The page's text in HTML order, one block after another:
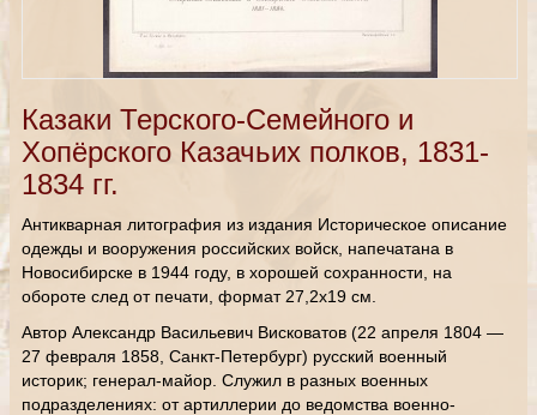
Казаки Терского-Семейного и
Хопёрского Казачьих полков, 1831-
1834 гг.
Антикварная литография из издания Историческое описание
одежды и вооружения российских войск, напечатана в
Новосибирске в 1944 году, в хорошей сохранности, на
обороте след от печати, формат 27,2х19 см.
Автор Александр Васильевич Висковатов (22 апреля 1804 —
27 февраля 1858, Санкт-Петербург) русский военный
историк; генерал-майор. Служил в разных военных
подразделениях: от артиллерии до ведомства военно-